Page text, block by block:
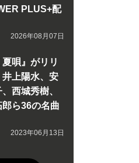
PLUS+配
2026年08月07日
唄』がリリ
上陽水、安
西城秀樹、
ら36の名曲
2023年06月13日